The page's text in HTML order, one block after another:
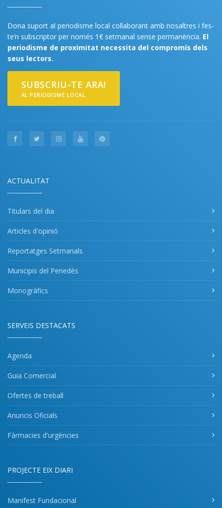
Dona suport al periodisme local col·laborant amb nosaltres i fes-
te’n subscriptor per només 1€ setmanal sense permanència. El
periodisme de proximitat necessita del compromís dels
seus lectors.
SUBSCRIU-TE ARA!
AL PERIODISME LOCAL
ACTUALITAT
Titulars del dia
Articles d'opinió
Reportatges Setmanals
Municipis del Penedès
Monogràfics
SERVEIS DESTACATS
Agenda
Guia Comercial
Ofertes de treball
Anuncis Oficials
Fàrmacies d'urgències
PROJECTE EIX DIARI
Manifest Fundacional